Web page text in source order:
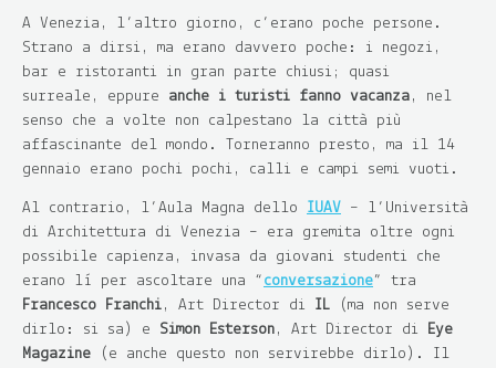
A Venezia, l’altro giorno, c’erano poche persone.
Strano a dirsi, ma erano davvero poche: i negozi,
bar e ristoranti in gran parte chiusi; quasi
surreale, eppure anche i turisti fanno vacanza , nel
senso che a volte non calpestano la città più
affascinante del mondo. Torneranno presto, ma il 14
gennaio erano pochi pochi, calli e campi semi vuoti.
Al contrario, l’Aula Magna dello IUAV – l’Università
di Architettura di Venezia – era gremita oltre ogni
possibile capienza, invasa da giovani studenti che
erano lì per ascoltare una “ conversazione” tra
Francesco Franchi , Art Director di IL (ma non serve
dirlo: si sa) e Simon Esterson , Art Director di
Eye
Magazine (e anche questo non servirebbe dirlo). Il